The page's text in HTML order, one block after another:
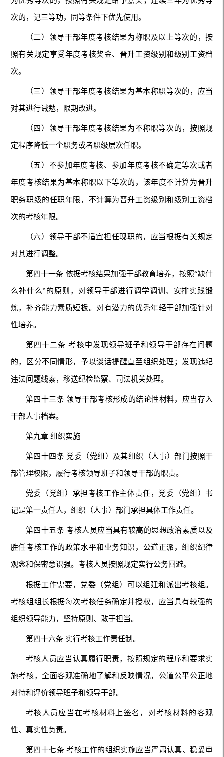
次的，记三等功，同等条件下优先使用。
（二）领导干部年度考核结果为称职及以上等次的，按
照有关规定享受年度考核奖金、晋升工资级别和级别工资档
次。
（三）领导干部年度考核结果为基本称职等次的，应当
对其进行诫勉，限期改进。
（四）领导干部年度考核结果为不称职等次的，按照规
定程序降低一个职务或者职级层次任职。
（五）不参加年度考核、参加年度考核不确定等次或者
年度考核结果为基本称职以下等次的，该年度不计算为晋升
职务职级的任职年限，不计算为晋升工资级别和级别工资档
次的考核年限。
（六）领导干部不适宜担任现职的，应当根据有关规定
对其进行调整。
第四十一条 依据考核结果加强干部教育培养，按照“缺什
么补什么”的原则，对领导干部进行调学调训、安排实践锻
炼，补齐能力素质短板。对有潜力的优秀年轻干部加强针对
性培养。
第四十二条 考核中发现领导班子和领导干部存在问题
的，区分不同情形，予以谈话提醒直至组织处理；发现违纪
违法问题线索，移送纪检监察、司法机关处理。
第四十三条 领导干部考核形成的结论性材料，应当存入
干部人事档案。
第九章 组织实施
第四十四条 党委（党组）及其组织（人事）部门按照干
部管理权限，履行考核领导班子和领导干部的职责。
党委（党组）承担考核工作主体责任，党委（党组）书
记是第一责任人，组织（人事）部门承担具体工作责任。
第四十五条 考核人员应当具有较高的思想政治素质以及
胜任考核工作的政策水平和业务知识，公道正派，组织纪律
观念和保密意识强。考核人员按照规定实行公务回避。
根据工作需要，党委（党组）可以组建和派出考核组。
考核组组长根据每次考核任务确定并授权，应当具有较强的
组织领导能力，坚持原则、敢于担当。
第四十六条 实行考核工作责任制。
考核人员应当认真履行职责，按照规定的程序和要求实
施考核，全面客观准确地了解和反映情况，公道公平公正地
对待和评价领导班子和领导干部。
考核人员应当在考核材料上签名，对考核材料的客观
性、真实性负责。
第四十七条 考核工作的组织实施应当严肃认真、稳妥审